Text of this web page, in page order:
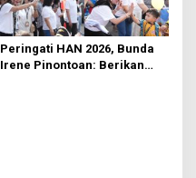
Peringati HAN 2026, Bunda
Irene Pinontoan: Berikan